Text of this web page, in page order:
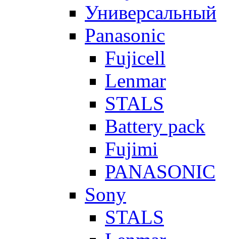
Универсальный
Panasonic
Fujicell
Lenmar
STALS
Battery pack
Fujimi
PANASONIC
Sony
STALS